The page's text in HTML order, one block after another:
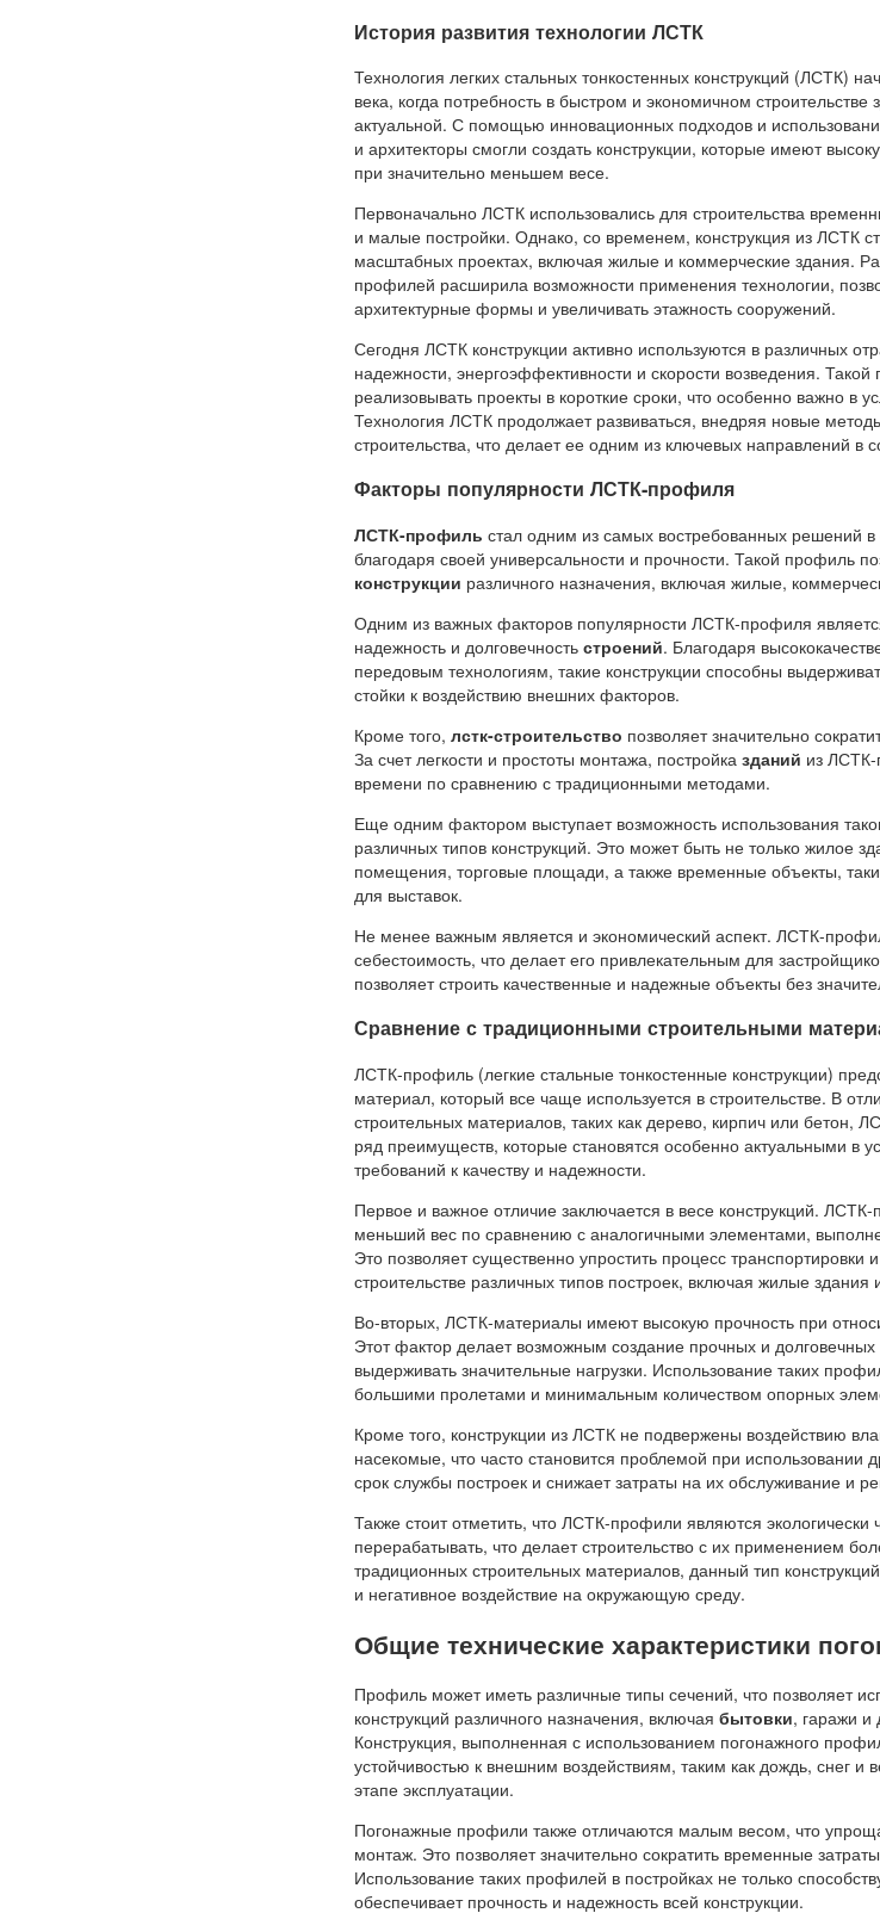
История развития технологии ЛСТК
Технология легких стальных тонкостенных конструкций (ЛСТК)
века, когда потребность в быстром и экономичном строительстве
актуальной. С помощью инновационных подходов и
и архитекторы смогли создать конструкции, которые имеют
при значительно меньшем весе.
Первоначально ЛСТК использовались для строительства
и малые постройки. Однако, со временем, конструкция из ЛСТК
масштабных проектах, включая жилые и коммерческие здания.
профилей расширила возможности применения технологии,
архитектурные формы и увеличивать этажность сооружений.
Сегодня ЛСТК конструкции активно используются в различных
надежности, энергоэффективности и скорости возведения. Такой
реализовывать проекты в короткие сроки, что особенно важно в
Технология ЛСТК продолжает развиваться, внедряя новые
строительства, что делает ее одним из ключевых направлений в
Факторы популярности ЛСТК-профиля
ЛСТК-профиль стал одним из самых востребованных решений
благодаря своей универсальности и прочности. Такой профиль
конструкции различного назначения, включая жилые,
Одним из важных факторов популярности ЛСТК-профиля
надежность и долговечность строений. Благодаря
передовым технологиям, такие конструкции способны
стойки к воздействию внешних факторов.
Кроме того, лстк-строительство позволяет значительно
За счет легкости и простоты монтажа, постройка зданий из
времени по сравнению с традиционными методами.
Еще одним фактором выступает возможность использования
различных типов конструкций. Это может быть не только жилое
помещения, торговые площади, а также временные объекты,
для выставок.
Не менее важным является и экономический аспект. ЛСТК-
себестоимость, что делает его привлекательным для
позволяет строить качественные и надежные объекты без
Сравнение с традиционными строительными
ЛСТК-профиль (легкие стальные тонкостенные конструкции)
материал, который все чаще используется в строительстве. В
строительных материалов, таких как дерево, кирпич или бетон,
ряд преимуществ, которые становятся особенно актуальными в
требований к качеству и надежности.
Первое и важное отличие заключается в весе конструкций.
меньший вес по сравнению с аналогичными элементами,
Это позволяет существенно упростить процесс
строительстве различных типов построек, включая жилые здания
Во-вторых, ЛСТК-материалы имеют высокую прочность при
Этот фактор делает возможным создание прочных и долговечных
выдерживать значительные нагрузки. Использование таких
большими пролетами и минимальным количеством опорных
Кроме того, конструкции из ЛСТК не подвержены воздействию
насекомые, что часто становится проблемой при использовании
срок службы построек и снижает затраты на их обслуживание и
Также стоит отметить, что ЛСТК-профили являются
перерабатывать, что делает строительство с их применением
традиционных строительных материалов, данный тип
и негативное воздействие на окружающую среду.
Общие технические характеристики
Профиль может иметь различные типы сечений, что позволяет
конструкций различного назначения, включая бытовки, гаражи и
Конструкция, выполненная с использованием погонажного
устойчивостью к внешним воздействиям, таким как дождь, снег и
этапе эксплуатации.
Погонажные профили также отличаются малым весом, что
монтаж. Это позволяет значительно сократить временные
Использование таких профилей в постройках не только
обеспечивает прочность и надежность всей конструкции.